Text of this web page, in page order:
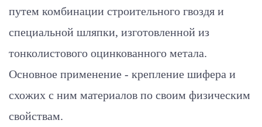
путем комбинации строительного гвоздя и
специальной шляпки, изготовленной из
тонколистового оцинкованного метала.
Основное применение - крепление шифера и
схожих с ним материалов по своим физическим
свойствам.